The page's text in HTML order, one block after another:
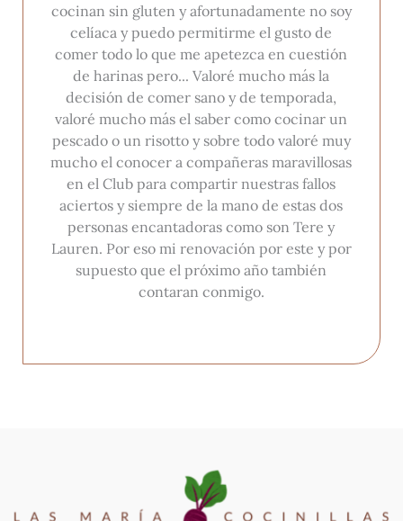
cocinan sin gluten y afortunadamente no soy
celíaca y puedo permitirme el gusto de
comer todo lo que me apetezca en cuestión
de harinas pero... Valoré mucho más la
decisión de comer sano y de temporada,
valoré mucho más el saber como cocinar un
pescado o un risotto y sobre todo valoré muy
mucho el conocer a compañeras maravillosas
en el Club para compartir nuestras fallos
aciertos y siempre de la mano de estas dos
personas encantadoras como son Tere y
Lauren. Por eso mi renovación por este y por
supuesto que el próximo año también
contaran conmigo.